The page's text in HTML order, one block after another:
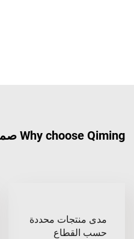
Why choose Qiming صمام فراشة مشبك?
مدى منتجات محددة
حسب القطاع